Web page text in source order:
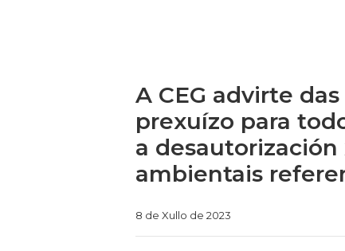
A CEG advirte
prexuízo para
a
ambientais
8 de Xullo de 2023Categories